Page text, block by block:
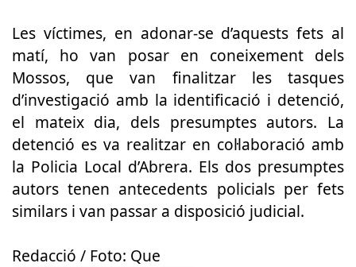
Les víctimes, en adonar-se d’aquests fets al
matí, ho van posar en coneixement dels
Mossos, que van finalitzar les tasques
d’investigació amb la identificació i detenció,
el mateix dia, dels presumptes autors. La
detenció es va realitzar en col·laboració amb
la Policia Local d’Abrera. Els dos presumptes
autors tenen antecedents policials per fets
similars i van passar a disposició judicial.
Redacció / Foto: Que